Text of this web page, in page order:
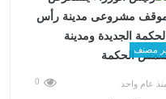
مصنف
عام واحد 0